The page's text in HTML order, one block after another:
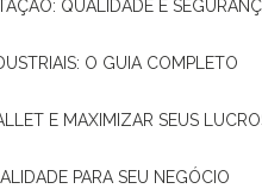
QUALIDADE E
O GUIA COMPLETO
E MAXIMIZAR SEUS
PARA SEU NEGÓCIO